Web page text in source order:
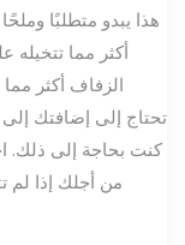
هذا يبدو متطلبًا
أكثر مما
الزفاف أكثر
تحتاج إلى إضافتك إلى
كنت بحاجة إلى ذلك.
من أجلك إذا لم